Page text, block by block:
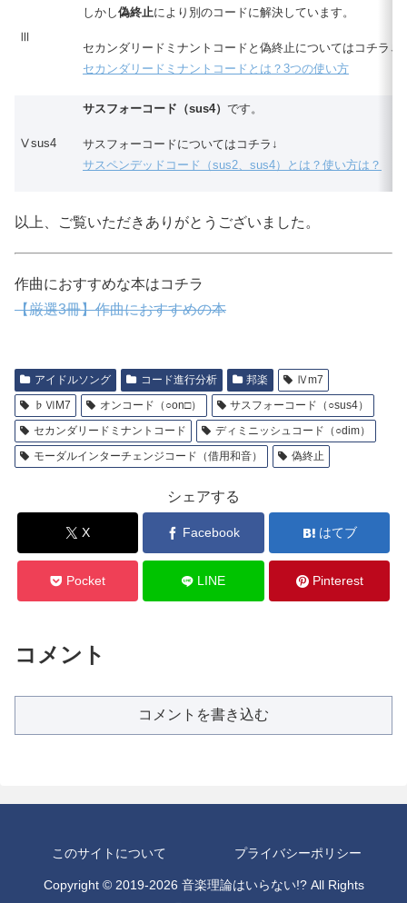
Ⅲ
しかし偽終止により別のコードに解決しています。
セカンダリードミナントコードと偽終止についてはコチラ↓
セカンダリードミナントコードとは？3つの使い方
Ⅴsus4
サスフォーコード（sus4） です。
サスフォーコードについてはコチラ↓
サスペンデッドコード（sus2、sus4）とは？使い方は？
以上、ご覧いただきありがとうございました。
作曲におすすめな本はコチラ
【厳選3冊】作曲におすすめの本
アイドルソング コード進行分析 邦楽
Ⅳm7
♭ⅥM7
オンコード（○on□）
サスフォーコード（○sus4）
セカンダリードミナントコード
ディミニッシュコード（○dim）
モーダルインターチェンジコード（借用和音）
偽終止
シェアする
X Facebook はてブ
Pocket LINE Pinterest
コメント
コメントを書き込む
このサイトについて プライバシーポリシー
Copyright © 2019-2026 音楽理論はいらない!? All Rights